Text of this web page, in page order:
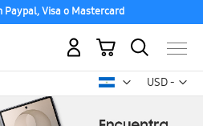
Paypal, Visa o Mastercard
USD -
dólar
Mi carrito